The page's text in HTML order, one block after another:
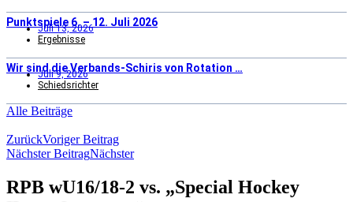
Juli 13, 2026
Punktspiele 6. – 12. Juli 2026
Ergebnisse
Juli 9, 2026
Wir sind die Verbands-Schiris von Rotation …
Schiedsrichter
Alle Beiträge
ZurückVoriger Beitrag
Nächster BeitragNächster
RPB wU16/18-2 vs. „Special Hockey